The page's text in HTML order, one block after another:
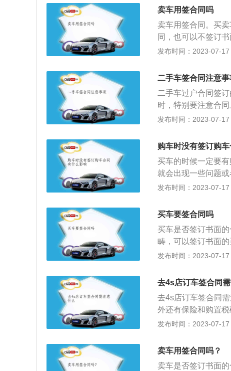
考试。2、内容二：
4、内容四：拿本
要认真的浏览合同
下：依据《中华人
立、变更、终止民
编规定。
卖车用签合同吗
卖车用签合同。买
同，也可以不签订
买卖合同，这样有
一款车有不同的配
置、外观颜色、内
格条款。如果是购
险、上牌等的，一
含了哪些具体项目
在签订合同前许诺
就不遵守他的口头
车合同中对于付款
不要相信销售人员
发布时间：2023-07-
二手车签合同注意事
二手车过户合同签
时，特别要注意合
交易过程中买卖双
方可能会约定车辆
在二手车过户合同
卖二手车的人由于
入盲区，如果签署
己吃哑巴亏。如在办
回总款数，以实际数
及退款实际数额方
针对一些车辆的税
更，这不仅是保证
一般都会有是否交
证，车船使用税凭
五、车辆登记证书
否和行驶证相同，
要在协议里明确表
部分车款。根据《
发布时间：2023-07-
购车时没有签订购
买车的时候一定要
就会出现一些问题
退合同，主要是为
随时举报。没有购
车合同，可以去4s
作人员重新签订购
号、发动机号、车
汽车经销商签订的
发布时间：2023-07-
买车要签合同吗
买车是否签订书面
畴，可以签订书面
易习惯中建议写一
息务必写详细。明
架号)等汽车本身应
车经销商掉包。2、
责任，要约定解决
付多少违约金还是
订购车合同时，应
修理、更换、收回
发布时间：2023-07-
去4s店订车签合同
去4s店订车签合同
外还有保险和购置
同类型。有两种，
车后确认你提车后
订单合同不要写定
发布时间：2023-07-
卖车用签合同吗？
卖车是否签订书面